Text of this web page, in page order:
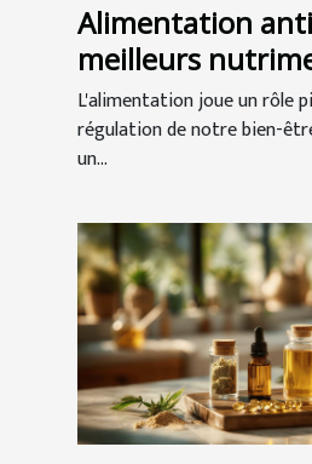
Alimentation
meilleurs
apaiser l'esprit
L'alimentation joue un rôle
régulation de notre bien-
un...